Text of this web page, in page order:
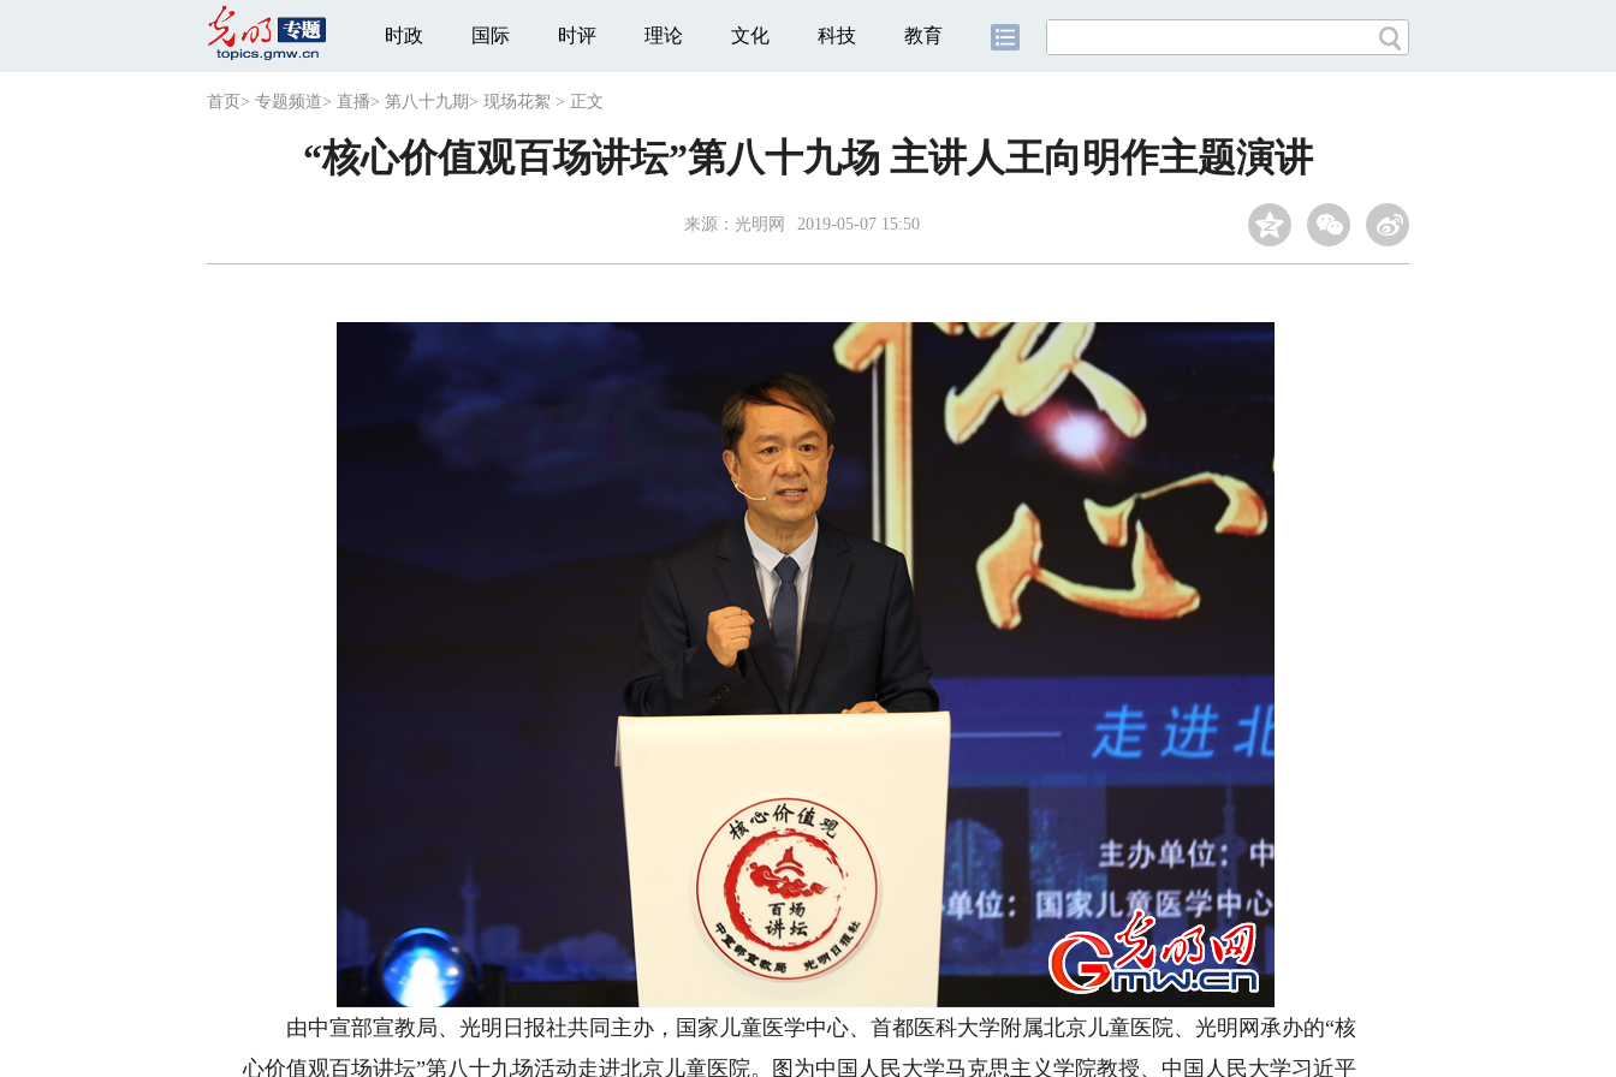
时政 国际 时评 理论 文化 科技 教育
首页 > 专题频道> 直播> 第八十九期> 现场花絮 > 正文
“核心价值观百场讲坛”第八十九场 主讲人王向明作主题演讲
来源： 光明网 2019-05-07 15:50
由中宣部宣教局、光明日报社共同主办， 国家儿童医学中心、首都医科大学附属北京儿童医院、光明网承办的“核
心价值观百场讲坛”第八十九场活动走进北京儿童医院。图为中国人民大学马克思主义学院教授、中国人民大学习近平